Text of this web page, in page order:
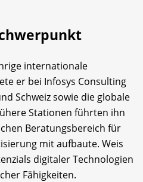
internationale
er bei Infosys Consulting
Schweiz sowie die globale
Stationen führten ihn
Beratungsbereich für
mit aufbaute. Weis
digitaler Technologien
Fähigkeiten.